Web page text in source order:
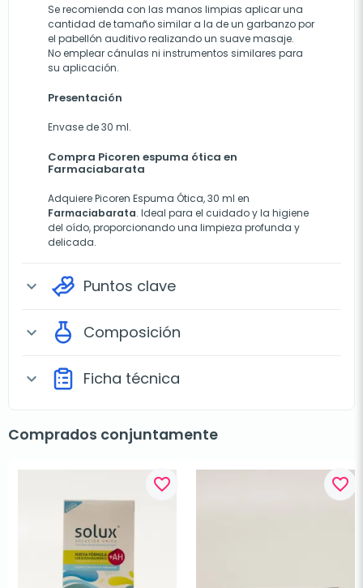
Se recomienda con las manos limpias aplicar una
cantidad de tamaño similar a la de un garbanzo por
el pabellón auditivo realizando un suave masaje.
No emplear cánulas ni instrumentos similares para
su aplicación.
Presentación
Envase de 30 ml.
Compra Picoren espuma ótica en
Farmaciabarata
Adquiere Picoren Espuma Ótica, 30 ml en
Farmaciabarata. Ideal para el cuidado y la higiene
del oído, proporcionando una limpieza profunda y
delicada.
expand_more Puntos clave
expand_more Composición
expand_more Ficha técnica
Comprados conjuntamente
favorite_border favorite_border